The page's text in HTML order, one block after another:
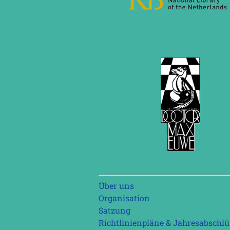
Navigation
überspringen
Über uns
Organisation
Satzung
Richtlinienpläne &